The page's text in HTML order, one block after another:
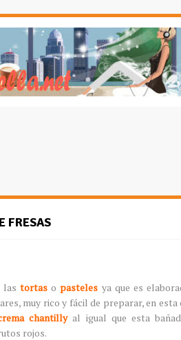
FRESAS
tortasopasteles ya que es
muy rico y fácil de preparar, en esta
chantillyal igual que esta
rojos.